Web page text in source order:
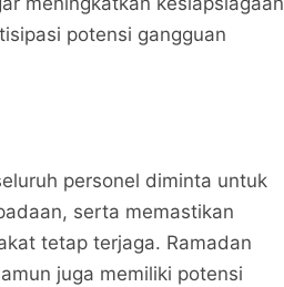
potensi gangguan
personel diminta untuk
serta memastikan
tetap terjaga. Ramadan
juga memiliki potensi